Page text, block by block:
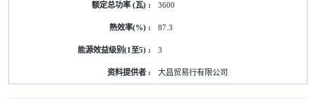
3600
87.3
3
大昌贸易行有限公司